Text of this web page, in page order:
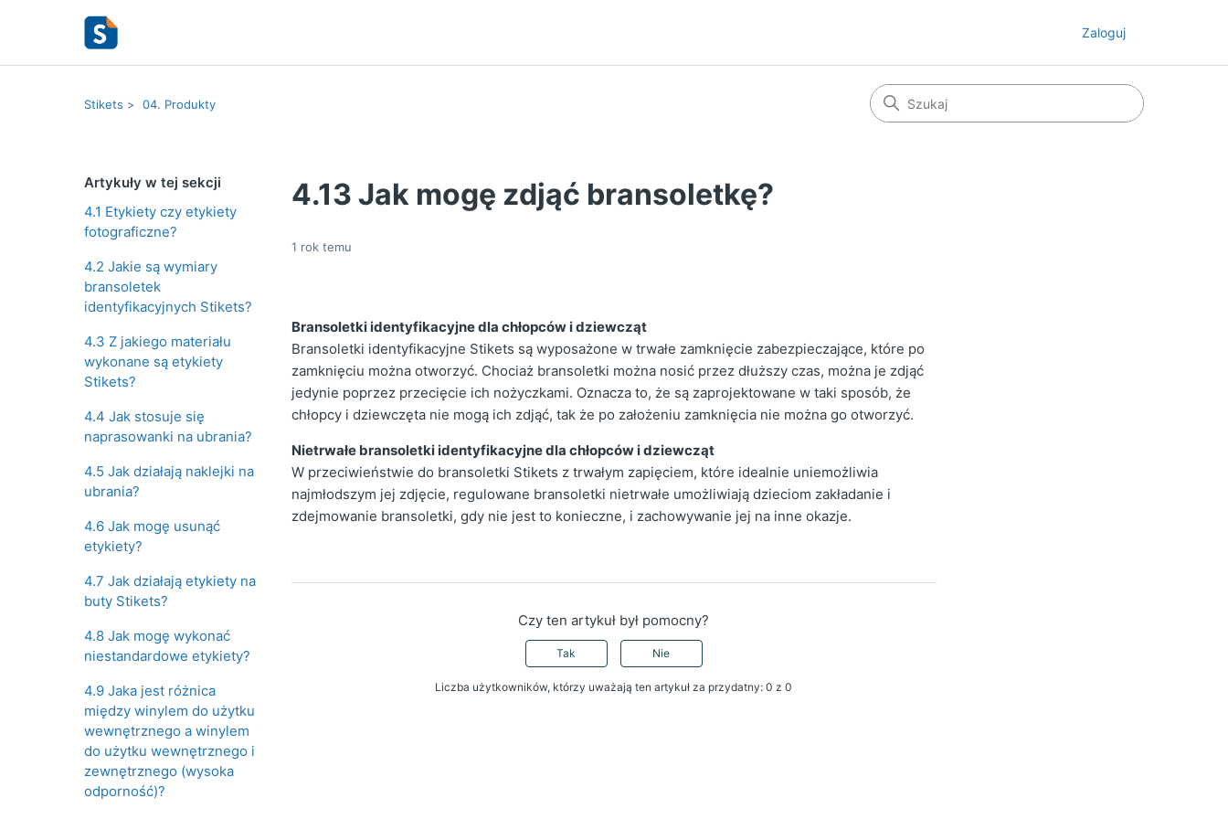
Zaloguj
Stikets 04. Produkty
Artykuły w tej sekcji
4.1 Etykiety czy etykiety
fotograficzne?
4.2 Jakie są wymiary
bransoletek
identyfikacyjnych Stikets?
4.3 Z jakiego materiału
wykonane są etykiety
Stikets?
4.4 Jak stosuje się
naprasowanki na ubrania?
4.5 Jak działają naklejki na
ubrania?
4.6 Jak mogę usunąć
etykiety?
4.7 Jak działają etykiety na
buty Stikets?
4.8 Jak mogę wykonać
niestandardowe etykiety?
4.9 Jaka jest różnica
między winylem do użytku
wewnętrznego a winylem
do użytku wewnętrznego i
zewnętrznego (wysoka
odporność)?
4.13 Jak mogę zdjąć bransoletkę?
1 rok temu
Bransoletki identyfikacyjne dla chłopców i dziewcząt
Bransoletki identyfikacyjne Stikets są wyposażone w trwałe zamknięcie zabezpieczające, które po
zamknięciu można otworzyć. Chociaż bransoletki można nosić przez dłuższy czas, można je zdjąć
jedynie poprzez przecięcie ich nożyczkami. Oznacza to, że są zaprojektowane w taki sposób, że
chłopcy i dziewczęta nie mogą ich zdjąć, tak że po założeniu zamknięcia nie można go otworzyć.
Nietrwałe bransoletki identyfikacyjne dla chłopców i dziewcząt
W przeciwieństwie do bransoletki Stikets z trwałym zapięciem, które idealnie uniemożliwia
najmłodszym jej zdjęcie, regulowane bransoletki nietrwałe umożliwiają dzieciom zakładanie i
zdejmowanie bransoletki, gdy nie jest to konieczne, i zachowywanie jej na inne okazje.
Czy ten artykuł był pomocny?
Tak Nie
Liczba użytkowników, którzy uważają ten artykuł za przydatny: 0 z 0